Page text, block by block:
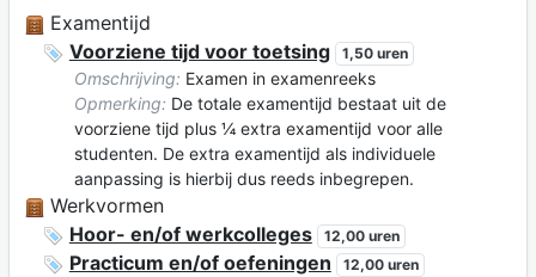
Examentijd
Voorziene tijd voor toetsing
1,50 uren
Omschrijving: Examen in examenreeks
Opmerking: De totale examentijd bestaat uit de
voorziene tijd plus ¼ extra examentijd voor alle
studenten. De extra examentijd als individuele
aanpassing is hierbij dus reeds inbegrepen.
Werkvormen
Hoor- en/of werkcolleges
12,00 uren
Practicum en/of oefeningen 12,00 uren